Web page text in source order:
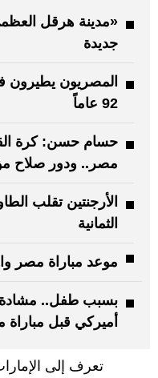
«مدينة هرقل
جديدة
المصريون يطيرون
92 عاماً
حسام حسن: كرة
مصر.. ودور صلاح
الأرجنتين تقلب
الثمانية
موعد مباراة مصر
بسبب طفل.. مشادة
أميركي قبل مباراة
تعرف إلى